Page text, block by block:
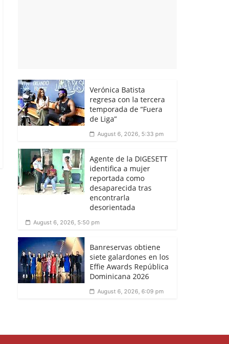
Verónica Batista
regresa con la tercera
temporada de “Fuera
de Liga”
August 6, 2026, 5:33 pm
Agente de la DIGESETT
identifica a mujer
reportada como
desaparecida tras
encontrarla
desorientada
August 6, 2026, 5:50 pm
Banreservas obtiene
siete galardones en los
Effie Awards República
Dominicana 2026
August 6, 2026, 6:09 pm